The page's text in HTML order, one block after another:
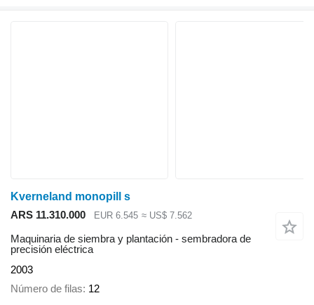
Kverneland monopill s
ARS 11.310.000
EUR 6.545 ≈ US$ 7.562
Maquinaria de siembra y plantación - sembradora de
precisión eléctrica
2003
Número de filas 12